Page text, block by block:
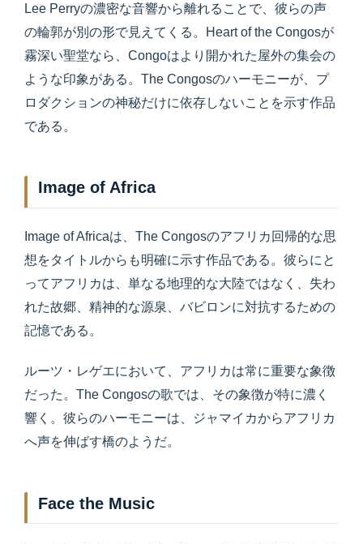
Lee Perryの濃密な音響から離れることで、彼らの声
の輪郭が別の形で見えてくる。Heart of the Congosが
霧深い聖堂なら、Congoはより開かれた屋外の集会の
ような印象がある。The Congosのハーモニーが、プ
ロダクションの神秘だけに依存しないことを示す作品
である。
Image of Africa
Image of Africaは、The Congosのアフリカ回帰的な思
想をタイトルからも明確に示す作品である。彼らにと
ってアフリカは、単なる地理的な大陸ではなく、失わ
れた故郷、精神的な源泉、バビロンに対抗するための
記憶である。
ルーツ・レゲエにおいて、アフリカは常に重要な象徴
だった。The Congosの歌では、その象徴が特に濃く
響く。彼らのハーモニーは、ジャマイカからアフリカ
へ声を伸ばす橋のようだ。
Face the Music